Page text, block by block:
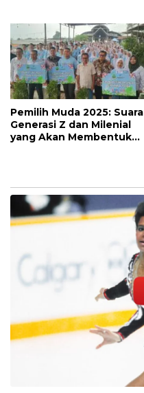
Pemilih Muda 2025: Suara
Generasi Z dan Milenial
yang Akan Membentuk